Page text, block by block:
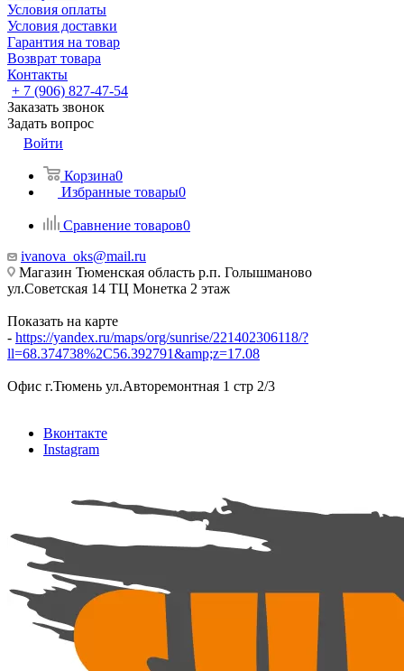
Условия оплаты
Условия доставки
Гарантия на товар
Возврат товара
Контакты
+ 7 (906) 827-47-54
Заказать звонок
Задать вопрос
Войти
Корзина0
Избранные товары0
Сравнение товаров0
ivanova_oks@mail.ru
Магазин Тюменская область р.п. Голышманово
ул.Советская 14 ТЦ Монетка 2 этаж
Показать на карте
- https://yandex.ru/maps/org/sunrise/221402306118/?
ll=68.374738%2C56.392791&amp;z=17.08
Офис г.Тюмень ул.Авторемонтная 1 стр 2/3
Вконтакте
Instagram